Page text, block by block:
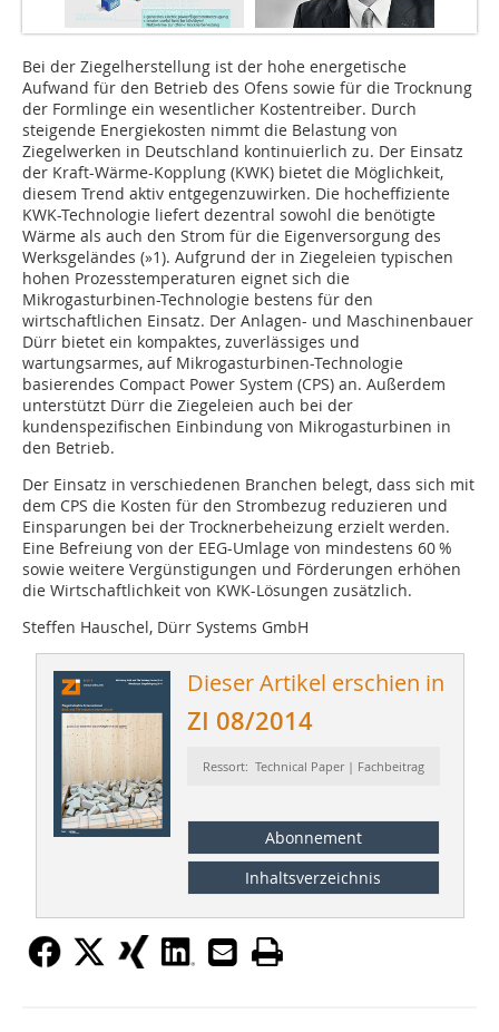
Bei der Ziegelherstellung ist der hohe energetische
Aufwand für den Betrieb des Ofens sowie für die Trocknung
der Formlinge ein wesentlicher Kostentreiber. Durch
steigende Energiekosten nimmt die Belastung von
Ziegelwerken in Deutschland kontinuierlich zu. Der Einsatz
der Kraft-Wärme-Kopplung (KWK) bietet die Möglichkeit,
diesem Trend aktiv entgegenzuwirken. Die hocheffiziente
KWK-Technologie liefert dezentral sowohl die benötigte
Wärme als auch den Strom für die Eigenversorgung des
Werksgeländes (»1). Aufgrund der in Ziegeleien typischen
hohen Prozesstemperaturen eignet sich die
Mikrogasturbinen-Technologie bestens für den
wirtschaftlichen Einsatz. Der Anlagen- und Maschinenbauer
Dürr bietet ein kompaktes, zuverlässiges und
wartungsarmes, auf Mikrogasturbinen-Technologie
basierendes Compact Power System (CPS) an. Außerdem
unterstützt Dürr die Ziegeleien auch bei der
kundenspezifischen Einbindung von Mikrogasturbinen in
den Betrieb.
Der Einsatz in verschiedenen Branchen belegt, dass sich mit
dem CPS die Kosten für den Strombezug reduzieren und
Einsparungen bei der Trocknerbeheizung erzielt werden.
Eine Befreiung von der EEG-Umlage von mindestens 60 %
sowie weitere Vergünstigungen und Förderungen erhöhen
die Wirtschaftlichkeit von KWK-Lösungen zusätzlich.
Steffen Hauschel, Dürr Systems GmbH
Dieser Artikel erschien in
ZI 08/2014
Ressort: Technical Paper | Fachbeitrag
Abonnement
Inhaltsverzeichnis